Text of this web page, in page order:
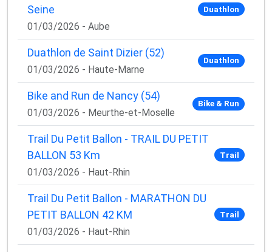
Seine
01/03/2026 - Aube
Duathlon
Duathlon de Saint Dizier (52)
01/03/2026 - Haute-Marne
Duathlon
Bike and Run de Nancy (54)
01/03/2026 - Meurthe-et-Moselle
Bike & Run
Trail Du Petit Ballon - TRAIL DU PETIT
BALLON 53 Km
01/03/2026 - Haut-Rhin
Trail
Trail Du Petit Ballon - MARATHON DU
PETIT BALLON 42 KM
01/03/2026 - Haut-Rhin
Trail